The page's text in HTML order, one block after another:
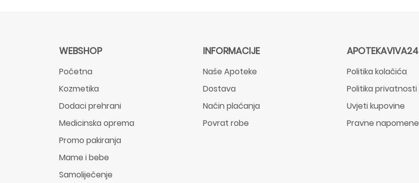
WEBSHOP
Početna
Kozmetika
Dodaci prehrani
Medicinska oprema
Promo pakiranja
Mame i bebe
Samoliječenje
INFORMACIJE
Naše Apoteke
Dostava
Način plaćanja
Povrat robe
APOTEKAVIVA24
Politika kolačića
Politika privatnosti
Uvjeti kupovine
Pravne napomene